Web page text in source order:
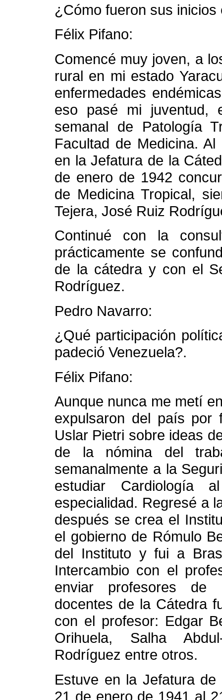
¿Cómo fueron sus
Félix Pifano:
Comencé muy joven, a
rural en mi estado
enfermedades
eso pasé mi juventud,
semanal de Patología
Facultad de Medicina.
en la Jefatura de la
de enero de 1942
de Medicina Tropical,
Tejera, José Ruiz
Continué con la
prácticamente se
de la cátedra y con el
Rodríguez.
Pedro Navarro:
¿Qué participación
padeció Venezuela?.
Félix Pifano:
Aunque nunca me metí
expulsaron del país por
Uslar Pietri sobre ideas
de la nómina del
semanalmente a la
estudiar Cardiología
especialidad. Regresé a
después se crea el
el gobierno de Rómulo
del Instituto y fui a
Intercambio con el
enviar profesores de
docentes de la Cátedra
con el profesor: Edgar
Orihuela, Salha
Rodríguez entre otros.
Estuve en la Jefatura
21 de enero de 1941 al